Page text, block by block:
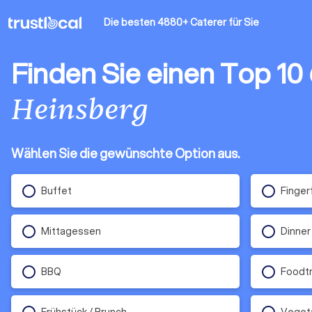
Die besten 4880+ Caterer für Sie
Finden Sie einen Top 10
Heinsberg
Wählen Sie die gewünschte Option aus.
Buffet
Mittagessen Dinner
BBQ